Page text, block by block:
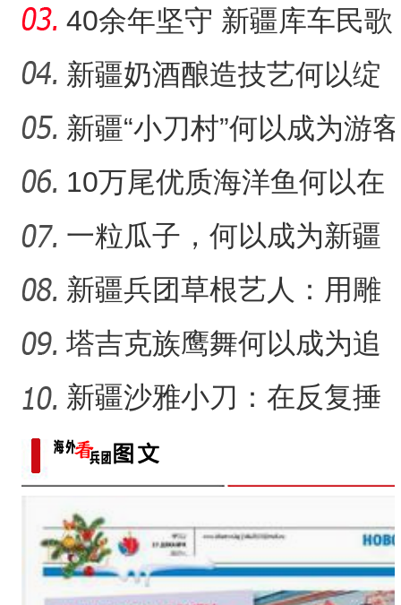
“阿克苏是个好地方·四季
新疆兵团第六师：科技助力
音乐何以传承不息？
40余年坚守 新疆库车民歌
传承人用歌声展现非遗魅
力
新疆奶酒酿造技艺何以绽
放光彩？
新疆“小刀村”何以成为游客
体验非遗技艺打卡地？
10万尾优质海洋鱼何以在
新疆沙漠里安家？
一粒瓜子，何以成为新疆
的名片？
新疆兵团草根艺人：用雕
塑述说“兵团故事”雕刻别
塔吉克族鹰舞何以成为追
求美好生活的展现？
新疆沙雅小刀：在反复捶
打中实现匠心传承